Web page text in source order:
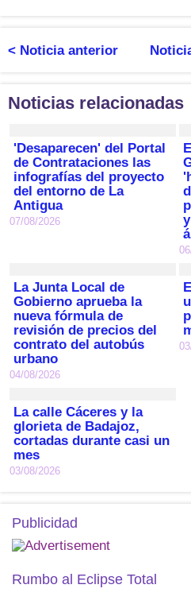
< Noticia anterior
Noticias relacionadas
'Desaparecen' del Portal
de Contrataciones las
infografías del proyecto
del entorno de La
Antigua
07/08/2026
La Junta Local de
Gobierno aprueba la
nueva fórmula de
revisión de precios del
contrato del autobús
urbano
04/08/2026
La calle Cáceres y la
glorieta de Badajoz,
cortadas durante casi un
mes
03/08/2026
Publicidad
Rumbo al Eclipse Total